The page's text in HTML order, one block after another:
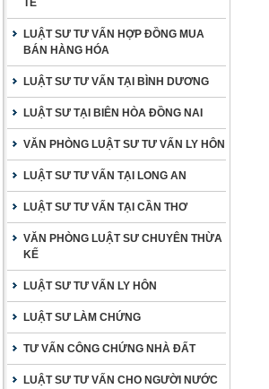
TẾ
LUẬT SƯ TƯ VẤN HỢP ĐỒNG MUA
BÁN HÀNG HÓA
LUẬT SƯ TƯ VẤN TẠI BÌNH DƯƠNG
LUẬT SƯ TẠI BIÊN HÒA ĐỒNG NAI
VĂN PHÒNG LUẬT SƯ TƯ VẤN LY HÔN
LUẬT SƯ TƯ VẤN TẠI LONG AN
LUẬT SƯ TƯ VẤN TẠI CẦN THƠ
VĂN PHÒNG LUẬT SƯ CHUYÊN THỪA
KẾ
LUẬT SƯ TƯ VẤN LY HÔN
LUẬT SƯ LÀM CHỨNG
TƯ VẤN CÔNG CHỨNG NHÀ ĐẤT
LUẬT SƯ TƯ VẤN CHO NGƯỜI NƯỚC